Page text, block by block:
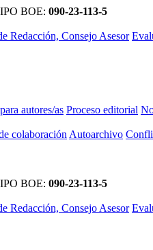
BOE: 090-23-113-5
Redacción, Consejo Asesor
autores/as Proceso editorial
colaboración Autoarchivo
BOE: 090-23-113-5
Redacción, Consejo Asesor